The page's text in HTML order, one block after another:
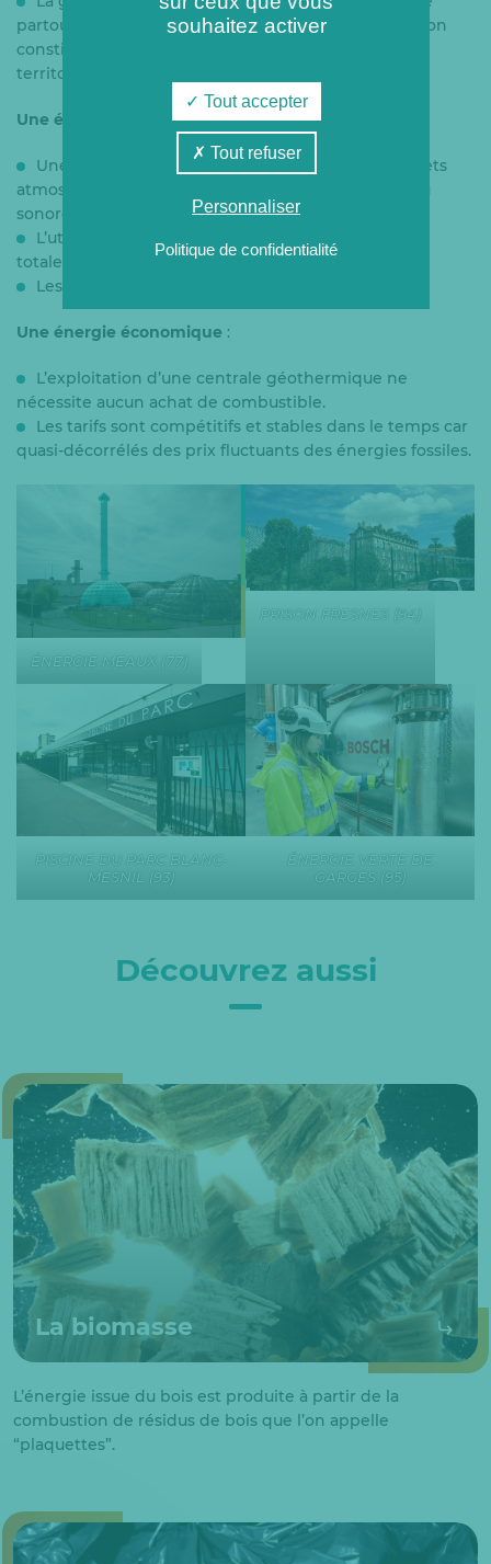
partout mais, lorsqu’elle est présente, son exploitation
constitue un véritable avantage écologique pour le
territoire.
Une énergie sans nuisance:
Une exploitation géothermique ne produit ni rejets
atmosphériques, ni nuisances visuelles, olfactives ou
sonores.
L’utilisation de cette énergie permet d’éviter
totalement l’émission de gaz à effet de serre.
Les installations sont pratiquement invisibles.
Une énergie économique :
L’exploitation d’une centrale géothermique ne
nécessite aucun achat de combustible.
Les tarifs sont compétitifs et stables dans le temps car
quasi-décorrélés des prix fluctuants des énergies fossiles.
ÉNERGIE MEAUX (77)
PRISON FRESNES (94)
PISCINE DU PARC BLANC-
MESNIL (93)
ÉNERGIE VERTE DE
GARGES (95)
Découvrez aussi
La biomasse
L’énergie issue du bois est produite à partir de la
combustion de résidus de bois que l’on appelle
“plaquettes”.
souhaitez activer
Tout accepter
Tout refuser
Personnaliser
Politique de confidentialité